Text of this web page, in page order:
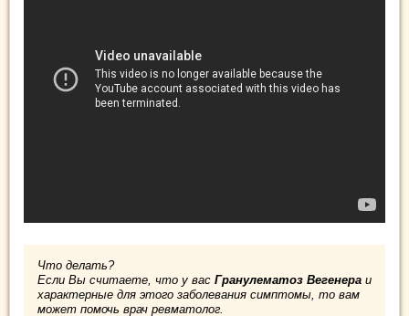
Что делать?
Если Вы считаете, что у вас Гранулематоз Вегенера и
характерные для этого заболевания симптомы, то вам
может помочь врач ревматолог.